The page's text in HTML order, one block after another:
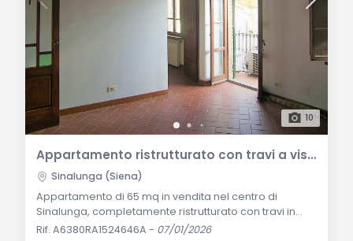
10
Appartamento ristrutturato con travi a vista in vendita nel centro di Sinalunga
Sinalunga (Siena)
Appartamento di 65 mq in vendita nel centro di
Sinalunga, completamente ristrutturato con travi in
legno, pavimenti in cotto, balcone e impianti
Rif. A6380RA1524646A - 07/01/2026